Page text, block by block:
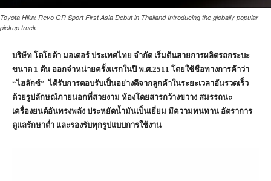
Toyota Hilux Revo GR Sport First Asia Debut in Thailand Introducing the globally popular
pickup truck
บริษัท โตโยต้า มอเตอร์ ประเทศไทย จำกัด เริ่มต้นสายการผลิตรถกระบะ
ขนาด 1 ตัน ออกจำหน่ายครั้งแรกในปี พ.ศ.2511 โดยใช้ชื่อทางการค้าว่า
“ไฮลักซ์” ได้รับการตอบรับเป็นอย่างดีจากลูกค้าในระยะเวลาอันรวดเร็ว
ด้วยรูปลักษณ์ภายนอกที่สวยงาม ห้องโดยสารกว้างขวาง สมรรถนะ
เครื่องยนต์อันทรงพลัง ประหยัดน้ำมันเป็นเยี่ยม มีความทนทาน อัตราการ
ดูแลรักษาต่ำ และรองรับทุกรูปแบบการใช้งาน